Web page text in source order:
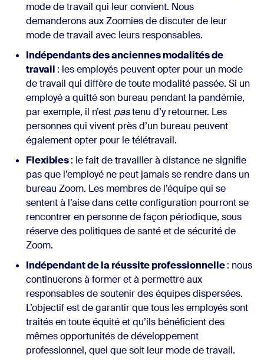
mode de travail qui leur convient. Nous
demanderons aux Zoomies de discuter de leur
mode de travail avec leurs responsables.
Indépendants des anciennes modalités de
travail : les employés peuvent opter pour un mode
de travail qui diffère de toute modalité passée. Si un
employé a quitté son bureau pendant la pandémie,
par exemple, il n’est pastenu d’y retourner. Les
personnes qui vivent près d’un bureau peuvent
également opter pour le télétravail.
Flexibles: le fait de travailler à distance ne signifie
pas que l’employé ne peut jamais se rendre dans un
bureau Zoom. Les membres de l’équipe qui se
sentent à l’aise dans cette configuration pourront se
rencontrer en personne de façon périodique, sous
réserve des politiques de santé et de sécurité de
Zoom.
Indépendant de la réussite professionnelle: nous
continuerons à former et à permettre aux
responsables de soutenir des équipes dispersées.
L’objectif est de garantir que tous les employés sont
traités en toute équité et qu’ils bénéficient des
mêmes opportunités de développement
professionnel, quel que soit leur mode de travail.